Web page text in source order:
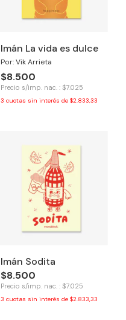
Imán La vida es dulce
Por: Vik Arrieta
$8.500
Precio s/imp. nac. : $7.025
3 cuotas sin interés de $2.833,33
Imán Sodita
$8.500
Precio s/imp. nac. : $7.025
3 cuotas sin interés de $2.833,33